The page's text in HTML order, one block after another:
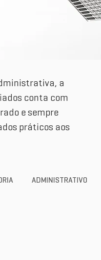
a
conta com
e sempre
práticos aos
ADMINISTRATIVO